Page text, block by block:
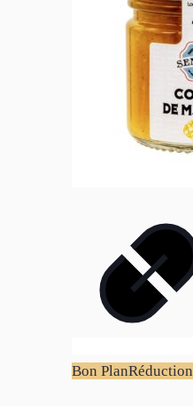
Bon PlanRéduction